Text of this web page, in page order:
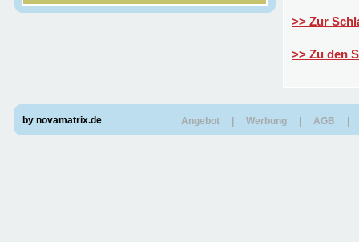
>> Zur
>> Zu den
by novamatrix.de AGB
Werbung
Angebot